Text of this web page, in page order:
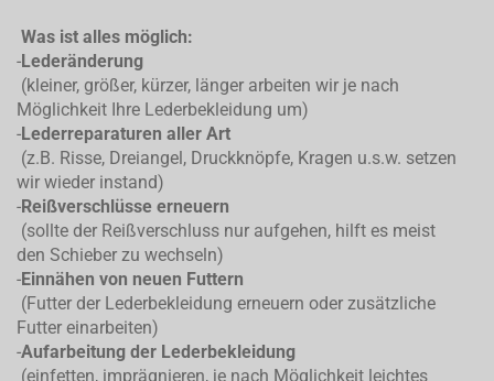
Was ist alles möglich:
-Lederänderung
(kleiner, größer, kürzer, länger arbeiten wir je nach
Möglichkeit Ihre Lederbekleidung um)
-Lederreparaturen aller Art
(z.B. Risse, Dreiangel, Druckknöpfe, Kragen u.s.w. setzen
wir wieder instand)
-Reißverschlüsse erneuern
(sollte der Reißverschluss nur aufgehen, hilft es meist
den Schieber zu wechseln)
-Einnähen von neuen Futtern
(Futter der Lederbekleidung erneuern oder zusätzliche
Futter einarbeiten)
-Aufarbeitung der Lederbekleidung
(einfetten, imprägnieren, je nach Möglichkeit leichtes